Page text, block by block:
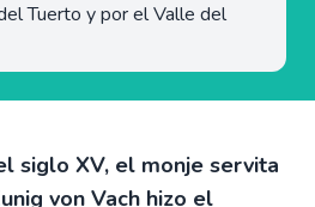
Tuerto y por el Valle del
siglo XV, el monje servita
von Vach hizo el